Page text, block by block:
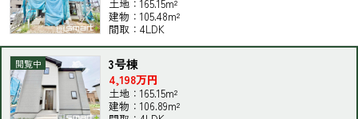
土地：165.15m²
建物：105.48m²
間取：4LDK
3号棟
4,198万円
土地：165.15m²
建物：106.89m²